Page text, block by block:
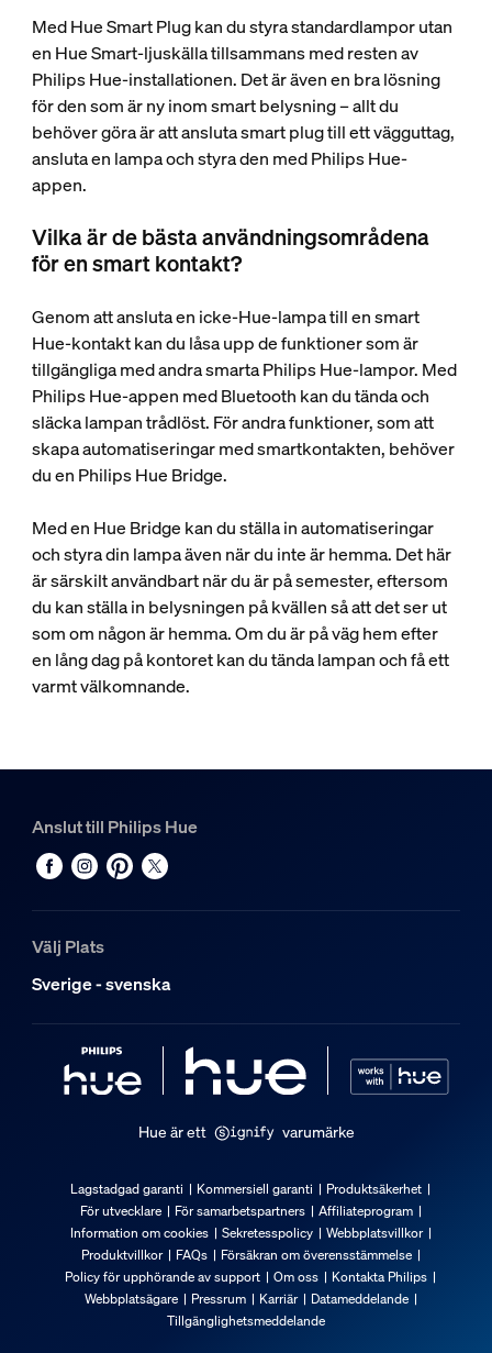
Med Hue Smart Plug kan du styra standardlampor utan
en Hue Smart-ljuskälla tillsammans med resten av
Philips Hue-installationen. Det är även en bra lösning
för den som är ny inom smart belysning – allt du
behöver göra är att ansluta smart plug till ett vägguttag,
ansluta en lampa och styra den med Philips Hue-
appen.
Vilka är de bästa användningsområdena
för en smart kontakt?
Genom att ansluta en icke-Hue-lampa till en smart
Hue-kontakt kan du låsa upp de funktioner som är
tillgängliga med andra smarta Philips Hue-lampor. Med
Philips Hue-appen med Bluetooth kan du tända och
släcka lampan trådlöst. För andra funktioner, som att
skapa automatiseringar med smartkontakten, behöver
du en Philips Hue Bridge.
Med en Hue Bridge kan du ställa in automatiseringar
och styra din lampa även när du inte är hemma. Det här
är särskilt användbart när du är på semester, eftersom
du kan ställa in belysningen på kvällen så att det ser ut
som om någon är hemma. Om du är på väg hem efter
en lång dag på kontoret kan du tända lampan och få ett
varmt välkomnande.
Anslut till Philips Hue
Välj Plats
Sverige - svenska
Hue är ett varumärke
Lagstadgad garanti Kommersiell garanti
Produktsäkerhet
För utvecklare
För samarbetspartners
Affiliateprogram
Information om cookies
Sekretesspolicy
Webbplatsvillkor
Produktvillkor
FAQs
Försäkran om överensstämmelse
Policy för upphörande av support
Om oss
Kontakta Philips
Webbplatsägare
Pressrum Karriär
Datameddelande
Tillgänglighetsmeddelande